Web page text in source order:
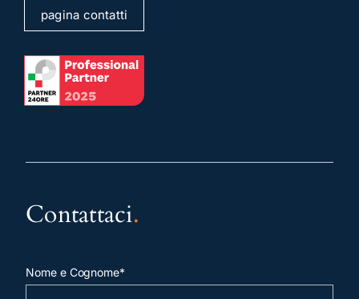
pagina contatti
Contattaci.
Nome e Cognome*